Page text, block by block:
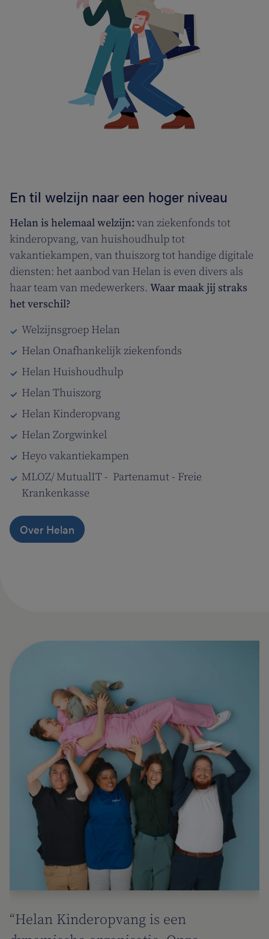
En til welzijn naar een hoger niveau
Helan is helemaal welzijn: van ziekenfonds tot
kinderopvang, van huishoudhulp tot
vakantiekampen, van thuiszorg tot handige digitale
diensten: het aanbod van Helan is even divers als
haar team van medewerkers. Waar maak jij straks
het verschil?
Welzijnsgroep Helan
Helan Onafhankelijk ziekenfonds
Helan Huishoudhulp
Helan Thuiszorg
Helan Kinderopvang
Helan Zorgwinkel
Heyo vakantiekampen
MLOZ/ MutualIT - Partenamut - Freie
Krankenkasse
Over Helan
“Helan Kinderopvang is een